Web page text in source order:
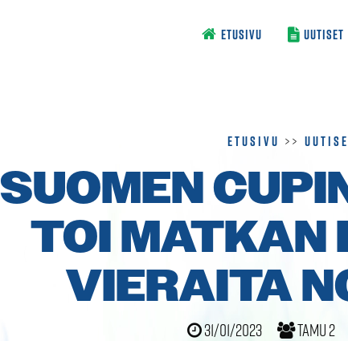
ETUSIVU UUTISET
Etusivu >>
SUOMEN
TOI MATKAN
VIERAITA
31/01/2023 TamU 2